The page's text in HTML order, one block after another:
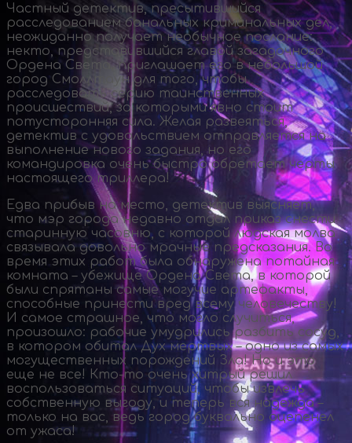
Частный детектив, пресытившийся
расследованием банальных криминальных дел,
неожиданно получает необычное послание:
некто, представившийся главой загадочного
Ордена Света, приглашает его в небольшой
город Смоллтаун для того, чтобы
расследовать серию таинственных
происшествий, за которыми явно стоит
потусторонняя сила. Желая развеяться,
детектив с удовольствием отправляется на
выполнение нового задания, но его
командировка очень быстро обретает черты
настоящего триллера!
Едва прибыв на место, детектив выясняет,
что мэр города недавно отдал приказ снести
старинную часовню, с которой людская молва
связывала довольно мрачные предсказания. Во
время этих работ была обнаружена потайная
комната – убежище Ордена Света, в которой
были спрятаны самые могучие артефакты,
способные принести вред всему человечеству!
И самое страшное, что могло случиться,
произошло: рабочие умудрились разбить сосуд,
в котором обитал Дух мертвых – одно из самых
могущественных порождений Зла! Но и это
еще не все! Кто-то очень хитрый решил
воспользоваться ситуаций, чтобы извлечь
собственную выгоду, и теперь вся надежда –
только на вас, ведь город буквально оцепенел
от ужаса!